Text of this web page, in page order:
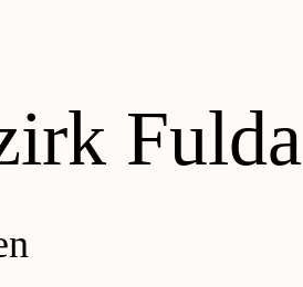
Fulda